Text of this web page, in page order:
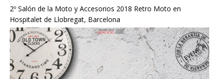
2º Salón de la Moto y Accesorios 2018 Retro Moto en
Hospitalet de Llobregat, Barcelona